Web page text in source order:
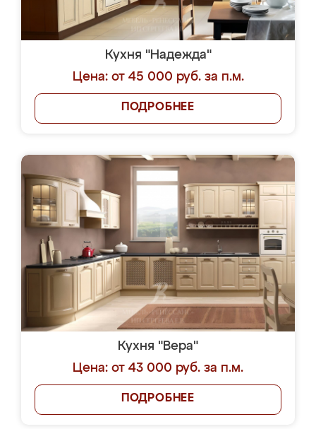
Кухня "Надежда"
Цена: от 45 000 руб. за п.м.
ПОДРОБНЕЕ
Кухня "Вера"
Цена: от 43 000 руб. за п.м.
ПОДРОБНЕЕ